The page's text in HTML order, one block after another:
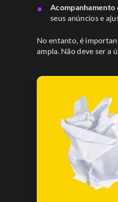
Acompanhamento
seus anúncios e
No entanto, é
ampla. Não deve ser a